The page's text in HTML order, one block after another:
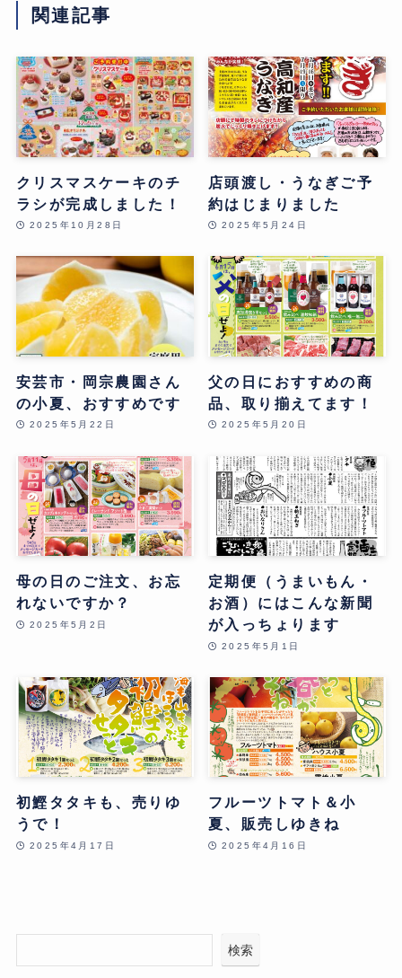
関連記事
クリスマスケーキのチ
ラシが完成しました！
2025年10月28日
店頭渡し・うなぎご予
約はじまりました
2025年5月24日
安芸市・岡宗農園さん
の小夏、おすすめです
2025年5月22日
父の日におすすめの商
品、取り揃えてます！
2025年5月20日
母の日のご注文、お忘
れないですか？
2025年5月2日
定期便（うまいもん・
お酒）にはこんな新聞
が入っちょります
2025年5月1日
初鰹タタキも、売りゆ
うで！
2025年4月17日
フルーツトマト＆小
夏、販売しゆきね
2025年4月16日
検索